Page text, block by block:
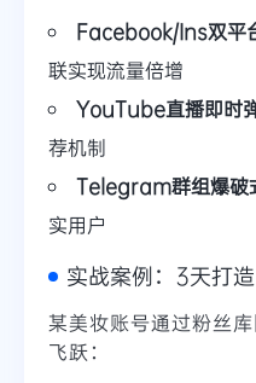
Facebook/Ins双平
联实现流量倍增
YouTube直播即时
荐机制
Telegram群组爆破
实用户
实战案例：3天打
某美妆账号通过粉丝库
飞跃：